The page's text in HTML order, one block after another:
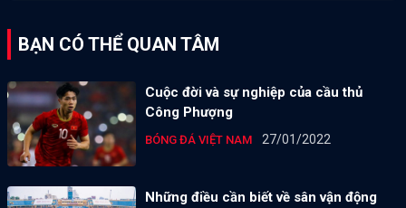
BẠN CÓ THỂ QUAN TÂM
Cuộc đời và sự nghiệp của cầu thủ
Công Phượng
BÓNG ĐÁ VIỆT NAM 27/01/2022
Những điều cần biết về sân vận động